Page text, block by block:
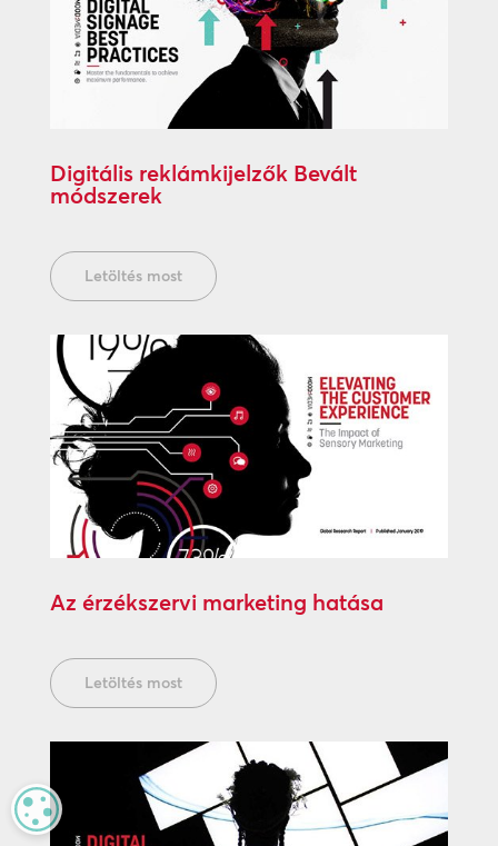
Digitális reklámkijelzők Bevált
módszerek
Letöltés most
Az érzékszervi marketing hatása
Letöltés most
MANAGE PRIVACY